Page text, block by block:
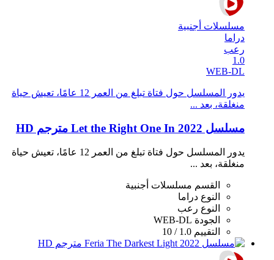
مسلسلات أجنبية
دراما
رعب
1.0
WEB-DL
يدور المسلسل حول فتاة تبلغ من العمر 12 عامًا، تعيش حياة
منغلقة، بعد ...
مسلسل Let the Right One In 2022 مترجم HD
يدور المسلسل حول فتاة تبلغ من العمر 12 عامًا، تعيش حياة
منغلقة، بعد ...
القسم مسلسلات أجنبية
النوع دراما
النوع رعب
الجودة WEB-DL
التقييم 1.0 / 10